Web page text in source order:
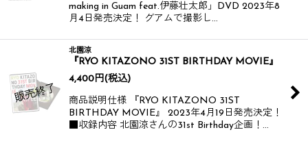
making in Guam feat.伊藤壮太郎」DVD 2023年8
月4日発売決定！ グアムで撮影し…
北園涼
『RYO KITAZONO 31ST BIRTHDAY MOVIE』
4,400 円(税込)
商品説明仕様 『RYO KITAZONO 31ST
BIRTHDAY MOVIE』 2023年4月19日発売決定！
■収録内容 北園涼さんの31st Birthday企画！…